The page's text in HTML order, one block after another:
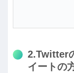
2.Twitter
イートの